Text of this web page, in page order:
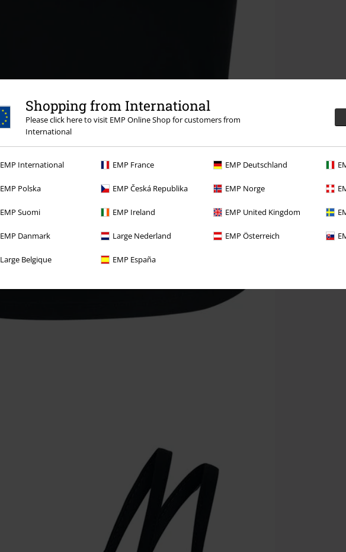
Shopping from International
Please click here to visit EMP Online Shop for customers from
International
EMP International EMP France EMP Deutschland
EMP Polska EMP Česká Republika EMP Norge
EMP Suomi EMP Ireland EMP United Kingdom
EMP Danmark Large Nederland EMP Österreich
Large Belgique EMP España